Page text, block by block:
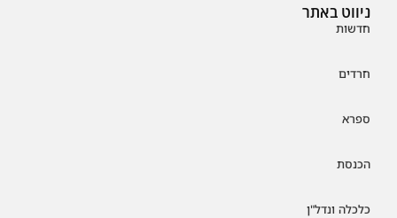
ניווט באתר
חדשות
חרדים
ספרא
הכנסת
כלכלה ונדל"ן